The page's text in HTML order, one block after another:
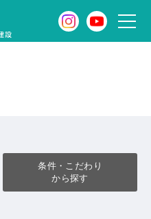
設
条件・こだわり
から探す